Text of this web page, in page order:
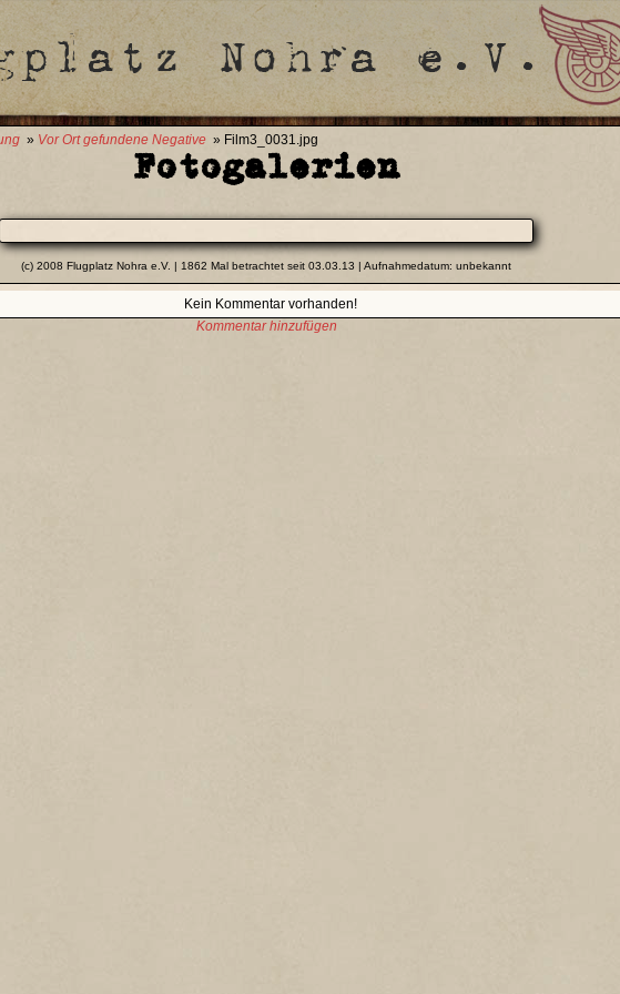
» Vor Ort gefundene Negative » Film3_0031.jpg
Fotogalerien
(c) 2008 Flugplatz Nohra e.V. | 1862 Mal betrachtet seit 03.03.13 | Aufnahmedatum: unbekannt
Kein Kommentar vorhanden!
Kommentar hinzufügen